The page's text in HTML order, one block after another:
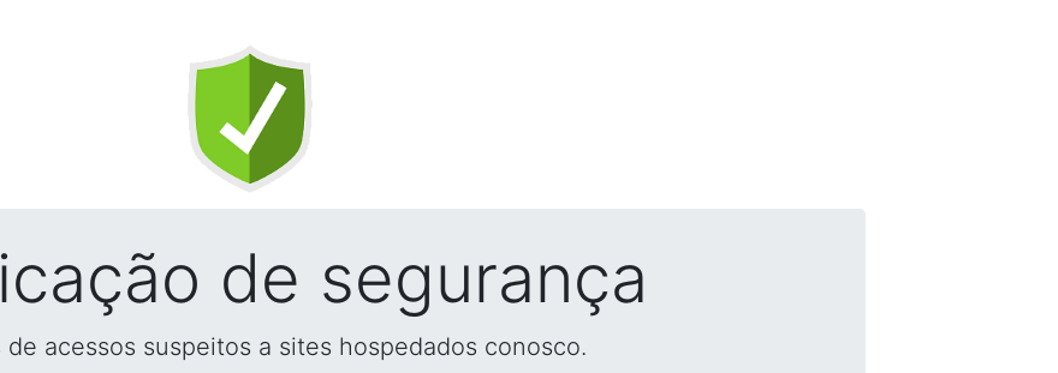
de segurança
acessos suspeitos a sites hospedados conosco.